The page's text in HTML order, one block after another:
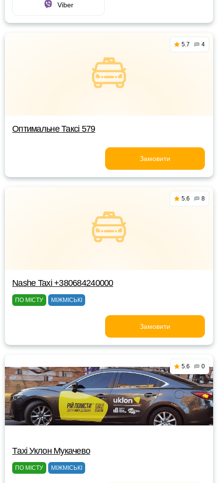
Viber
5.7 4
Оптимальне Таксі 579
Замовити
5.6 8
Nashe Taxi +380684240000
ПО МІСТУ МІЖМІСЬКІ
Замовити
5.6 0
Тaxi Уклон Мукачево
ПО МІСТУ МІЖМІСЬКІ